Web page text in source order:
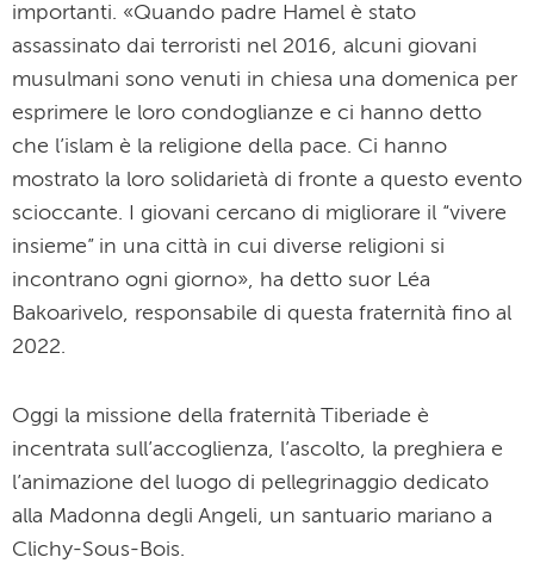
importanti. «Quando padre Hamel è stato
assassinato dai terroristi nel 2016, alcuni giovani
musulmani sono venuti in chiesa una domenica per
esprimere le loro condoglianze e ci hanno detto
che l’islam è la religione della pace. Ci hanno
mostrato la loro solidarietà di fronte a questo evento
scioccante. I giovani cercano di migliorare il “vivere
insieme” in una città in cui diverse religioni si
incontrano ogni giorno», ha detto suor Léa
Bakoarivelo, responsabile di questa fraternità fino al
2022.
Oggi la missione della fraternità Tiberiade è
incentrata sull’accoglienza, l’ascolto, la preghiera e
l’animazione del luogo di pellegrinaggio dedicato
alla Madonna degli Angeli, un santuario mariano a
Clichy-Sous-Bois.